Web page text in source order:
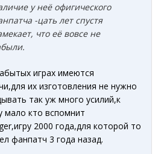
у неё офигического
-цать лет спустя
что её вовсе не
играх имеются
их изготовления не нужно
так уж много усилий,к
мало кто вспомнит
2000 года,для которой то
фанпатч 3 года назад.